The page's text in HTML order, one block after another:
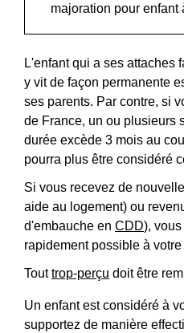
majoration pour enfant
L'enfant qui a ses attaches
y vit de façon permanente
ses parents. Par contre, si
de France, un ou plusieurs
durée excède 3 mois au
pourra plus être considéré
Si vous recevez de
aide au logement) ou
d'embauche en CDD),
rapidement possible à votre
Touttrop-perçu doit être
Un enfant est considéré à
supportez de manière